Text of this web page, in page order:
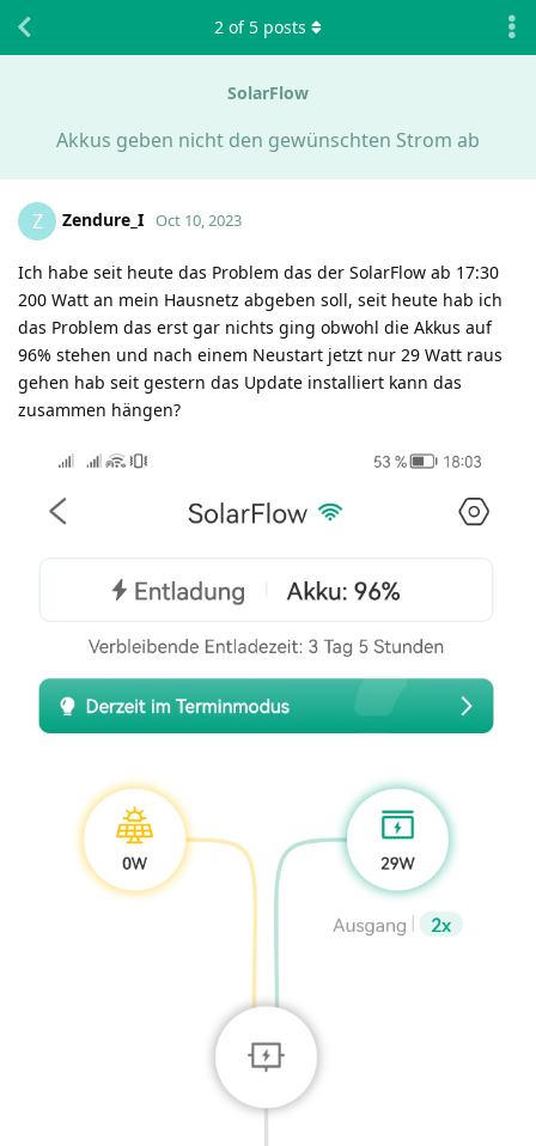
SolarFlow
Akkus geben nicht den gewünschten Strom ab
2 of5 posts
Z Zendure_I Oct 10, 2023
Ich habe seit heute das Problem das der SolarFlow ab 17:30
200 Watt an mein Hausnetz abgeben soll, seit heute hab ich
das Problem das erst gar nichts ging obwohl die Akkus auf
96% stehen und nach einem Neustart jetzt nur 29 Watt raus
gehen hab seit gestern das Update installiert kann das
zusammen hängen?